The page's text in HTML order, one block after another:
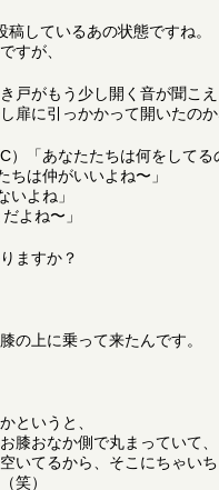
しているあの状態ですね。
すが、
戸がもう少し開く音が聞こ
扉に引っかかって開いたのか
）「あなたたちは何をしてる
ちは仲がいいよね〜」
いよね」
よね〜」
ますか？
の上に乗って来たんです。
というと、
膝おなか側で丸まっていて、
いてるから、そこにちゃい
笑）